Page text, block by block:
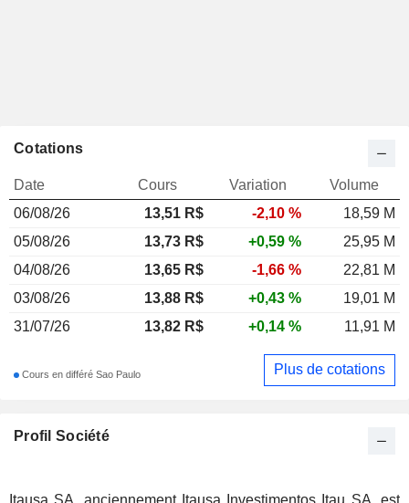
Profil Société
Itausa SA, anciennement Itausa Investimentos Itau SA, est
Cotations
Date Cours Variation
Volume
06/08/26
13,51 R$ -2,10 %
18,59 M
05/08/26
13,73 R$ +0,59 %
25,95 M
04/08/26
13,65 R$ -1,66 %
22,81 M
03/08/26
13,88 R$ +0,43 %
19,01 M
31/07/26
13,82 R$ +0,14 % 11,91 M
Cours en différé Sao Paulo Plus de cotations